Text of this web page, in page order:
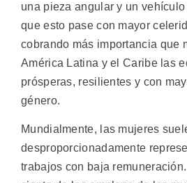
una pieza angular y un
que esto pase con mayor
cobrando más importancia que
América Latina y el Caribe las
prósperas, resilientes y con
género.
Mundialmente, las mujeres
desproporcionadamente
trabajos con baja